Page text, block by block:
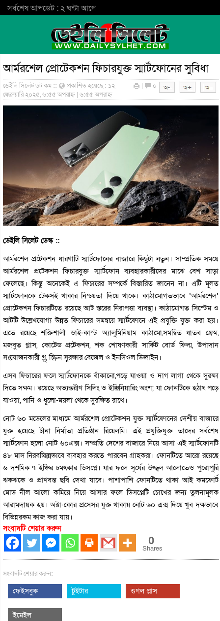
সর্বশেষ আপডেট : ২ ঘন্টা আগে
আর্মরশেল প্রোটেকশন ফিচারযুক্ত স্মার্টফোনের সুবিধা
ডেইলি সিলেট ডট কম ::
প্রকাশিত হয়েছে : ১২
ফেব্রুয়ারি ২০২৫, ৬:৫৫ অপরাহ্ন | ৬:৫৫ অপরাহ্ন
| ০
ডেইলি সিলেট ডেস্ক ::
আর্মরশেল প্রটেকশন ধারণাটি স্মার্টফোনের বাজারে কিছুটা নতুন। সাম্প্রতিক সময়ে
আর্মরশেল প্রটেকশন ফিচারযুক্ত স্মার্টফোন ব্যবহারকারীদের মাঝে বেশ সাড়া
ফেলেছে। কিন্তু অনেকেই এ ফিচারের সম্পর্কে বিস্তারিত জানেন না। এটি মূলত
স্মার্টফোনকে টেকসই থাকার নিশ্চয়তা দিয়ে থাকে। কাঠামোগতভাবে ‘আর্মরশেল’
প্রোটেকশন ফিচারটিতে রয়েছে আট স্তরের নিরাপত্তা ব্যবস্থা। কাঠামোগত সিস্টেম ও
আটটি উল্লেখযোগ্য উন্নত ফিচারের সমন্বয়ে স্মার্টফোনে এই প্রযুক্তি যুক্ত করা হয়।
এতে রয়েছে শক্তিশালী ডাই-কাস্ট অ্যালুমিনিয়াম কাঠামো,সমন্বিত ধাতব ফ্রেম,
মজবুত গ্লাস, কোটেড প্রটেকশন, শক শোষণকারী সার্কিট বোর্ড ফিল্ম, উপাদান
সংযোজনকারী গ্লু, স্ক্রিন সুরক্ষার বেজেল ও ইনসিওল ডিজাইন।
এসব ফিচারের ফলে স্মার্টফোনকে বাঁকানো,পড়ে যাওয়া ও দাগ লাগা থেকে সুরক্ষা
দিতে সক্ষম। রয়েছে অভ্যন্তরীণ সিলিং ও ইঞ্জিনিয়ারিং অংশ; যা ফোনটিকে হঠাৎ পড়ে
যাওয়া, পানি ও ধূলো-ময়লা থেকে সুরক্ষিত রাখে।
নোট ৬০ মডেলের মাধ্যমে আর্মরশেল প্রোটেকশন যুক্ত স্মার্টফোনের দেশীয় বাজারে
যুক্ত হয়েছে চীনা নির্মাতা প্রতিষ্ঠান রিয়েলমি। এই প্রযুক্তিযুক্ত তাদের সর্বশেষ
স্মার্টফোন হলো নোট ৬০এক্স। সম্প্রতি দেশের বাজারে নিয়ে আসা এই স্মার্টফোনটি
৪৮ মাস নিরবচ্ছিন্নভাবে ব্যবহার করতে পারবেন গ্রাহকরা। ফোনটিতে আরো রয়েছে
৬ দশমিক ৭ ইঞ্চির চমৎকার ডিসপ্লে। যার ফলে সূর্যের উজ্জ্বল আলোতেও পুরোপুরি
ঝকঝকে ও প্রাণবন্ত ছবি দেখা যাবে। পাশাপাশি ফোনটিতে থাকা আই কমফোর্ট
মোড নীল আলো কমিয়ে নিয়ে আসার ফলে ডিসপ্লেটি চোখের জন্য তুলনামূলক
আরামদায়ক হয়। অক্টা-কোর প্রসেসর যুক্ত থাকায় নোট ৬০ এক্স দিয়ে খুব দক্ষভাবে
বিভিন্নরকম কাজ করা যায়।
সংবাদটি শেয়ার করুন
0
Shares
সংবাদটি শেয়ার করুন:
ফেইসবুক টুইটার গুগল প্লাস
ইমেইল